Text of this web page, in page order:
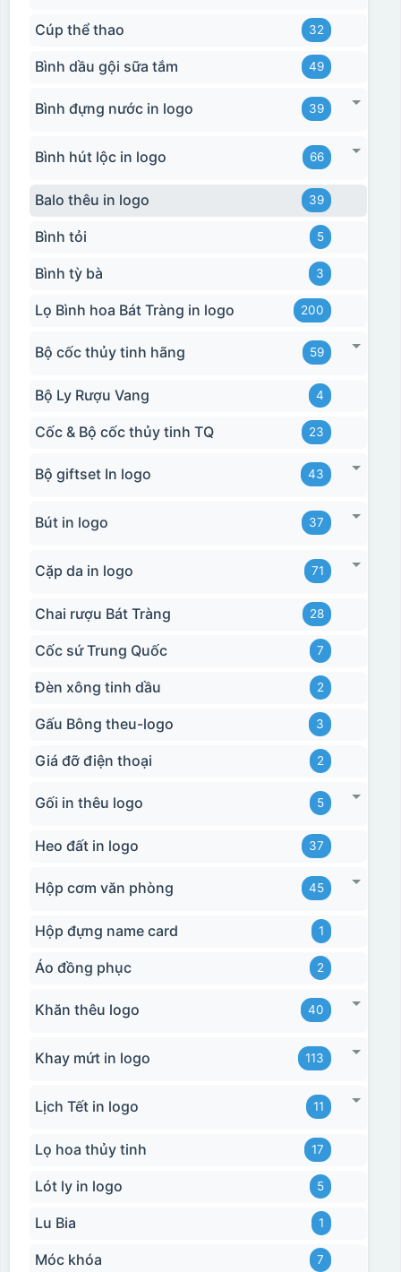
Cúp thể thao 32
Bình dầu gội sữa tắm 49
Bình đựng nước in logo 39
Bình hút lộc in logo 66
Balo thêu in logo 39
Bình tỏi 5
Bình tỳ bà 3
Lọ Bình hoa Bát Tràng in logo 200
Bộ cốc thủy tinh hãng 59
Bộ Ly Rượu Vang 4
Cốc & Bộ cốc thủy tinh TQ 23
Bộ giftset In logo 43
Bút in logo 37
Cặp da in logo 71
Chai rượu Bát Tràng 28
Cốc sứ Trung Quốc 7
Đèn xông tinh dầu 2
Gấu Bông theu-logo 3
Giá đỡ điện thoại 2
Gối in thêu logo 5
Heo đất in logo 37
Hộp cơm văn phòng 45
Hộp đựng name card 1
Áo đồng phục 2
Khăn thêu logo 40
Khay mứt in logo 113
Lịch Tết in logo 11
Lọ hoa thủy tinh 17
Lót ly in logo 5
Lu Bia 1
Móc khóa 7